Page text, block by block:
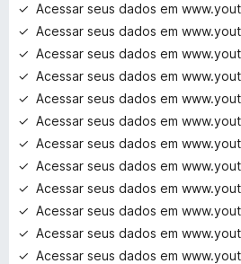
Acessar seus dados em
Acessar seus dados em
Acessar seus dados em
Acessar seus dados em
Acessar seus dados em
Acessar seus dados em
Acessar seus dados em
Acessar seus dados em
Acessar seus dados em
Acessar seus dados em
Acessar seus dados em
Acessar seus dados em